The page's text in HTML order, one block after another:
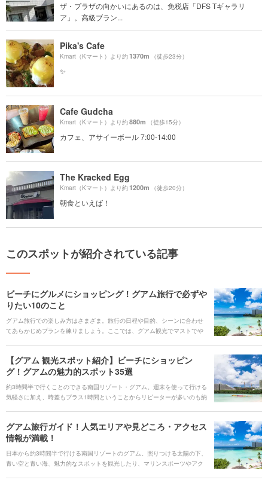
ザ・プラザの向かいにあるのは、免税店「DFS Tギャラリ
ア」。高級ブラン...
Pika's Cafe
Kmart（Kマート）より約1370m （徒歩23分）
✨
Cafe Gudcha
Kmart（Kマート）より約880m （徒歩15分）
カフェ、アサイーボール 7:00-14:00
The Kracked Egg
Kmart（Kマート）より約1200m （徒歩20分）
朝食といえば！
このスポットが紹介されている記事
ビーチにグルメにショッピング！グアム旅行で必ずや
りたい10のこと
グアム旅行での楽しみ方はさまざま。旅行の日程や目的、シーンに合わせ
てあらかじめプランを練りましょう。ここでは、グアム観光でマストでや
【グアム 観光スポット紹介】ビーチにショッピン
グ！グアムの魅力的スポット35選
約3時間半で行くことのできる南国リゾート・グアム。週末を使って行ける
気軽さに加え、時差もプラス1時間ということからリピーターが多いのも納
られていない穴場スポットまでグアムの魅力的スポット35選をご紹介しま
す。
グアム旅行ガイド！人気エリアや見どころ・アクセス
情報が満載！
日本から約3時間半で行ける南国リゾートのグアム。照りつける太陽の下、
青い空と青い海、魅力的なスポットを観光したり、マリンスポーツやアク